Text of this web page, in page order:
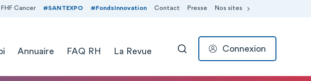
FHF Cancer #SANTEXPO #FondsInnovation Contact Presse Nos sites
Annuaire FAQ RH La Revue RECHERCHER
Connexion